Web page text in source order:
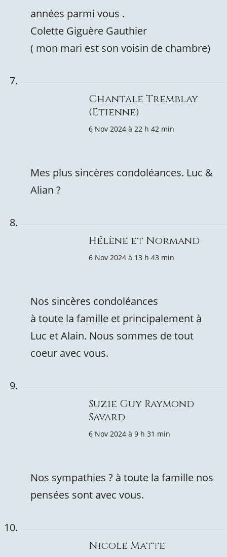
années parmi vous .
Colette Giguère Gauthier
( mon mari est son voisin de chambre)
Chantale Tremblay
(Etienne)
6 Nov 2024 à 22 h 42 min
Mes plus sincères condoléances. Luc &
Alian ?
Hélène et Normand
6 Nov 2024 à 13 h 43 min
Nos sincères condoléances
à toute la famille et principalement à
Luc et Alain. Nous sommes de tout
coeur avec vous.
Suzie Guy Raymond
Savard
6 Nov 2024 à 9 h 31 min
Nos sympathies ? à toute la famille nos
pensées sont avec vous.
Nicole Matte